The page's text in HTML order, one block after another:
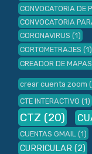
CONVOCATORIA DE
CONVOCATORIA
CORONAVIRUS (1)
CORTOMETRAJES (1)
CREADOR DE
crear cuenta zoom
CTE INTERACTIVO (1)
CTZ (20)
CUENTAS GMAIL (1)
CURRICULAR (2)